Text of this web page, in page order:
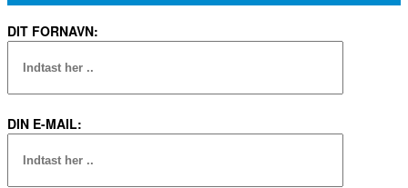
DIT FORNAVN:
DIN E-MAIL: